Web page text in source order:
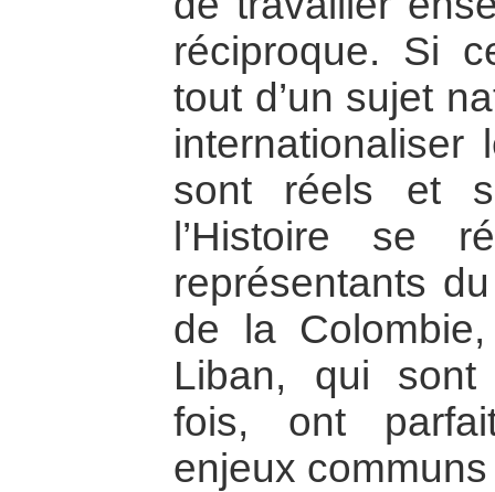
réciproque. Si
tout d’un sujet
internationaliser
sont réels et
l’Histoire se
représentants
de la
Liban, qui sont
fois, ont
enjeux